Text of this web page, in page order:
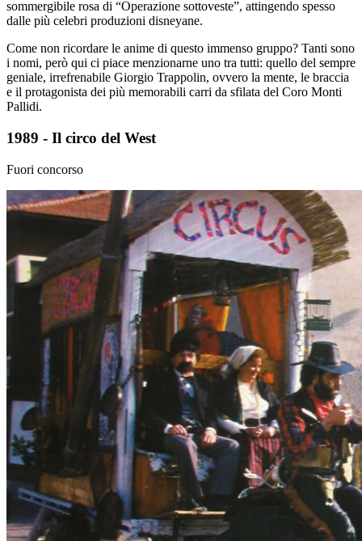
sommergibile rosa di “Operazione sottoveste”, attingendo spesso
dalle più celebri produzioni disneyane.
Come non ricordare le anime di questo immenso gruppo? Tanti sono
i nomi, però qui ci piace menzionarne uno tra tutti: quello del sempre
geniale, irrefrenabile Giorgio Trappolin, ovvero la mente, le braccia
e il protagonista dei più memorabili carri da sfilata del Coro Monti
Pallidi.
1989 - Il circo del West
Fuori concorso